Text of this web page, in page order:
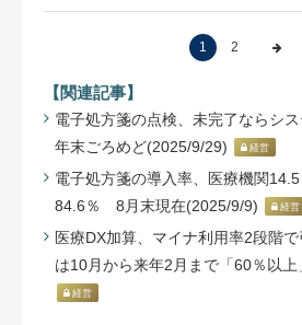
1 2
【関連記事】
電子処方箋の点検、未完了ならシ
年末ごろめど(2025/9/29)
経営
電子処方箋の導入率、医療機関
84.6％ 8月末現在(2025/9/9)
経営
医療DX加算、マイナ利用率2段階
は10月から来年2月まで「60％以
経営